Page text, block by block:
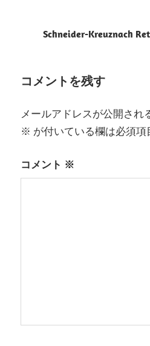
ゲ
シ
ン
Schneider-Kreuznach
コメントを残す
メールアドレスが公開され
※ が付いている欄は必須項
コメント ※